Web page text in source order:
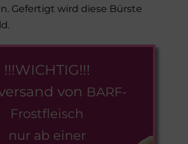
!!!WICHTIG!!!
von BARF-
Frostfleisch
nur ab einer
Gefertigt wird diese Bürste